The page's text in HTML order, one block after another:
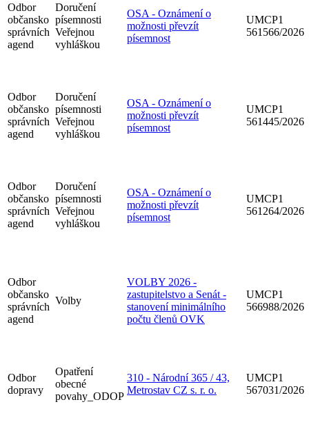
Odbor
občansko
správních
agend
Doručení
písemnosti
Veřejnou
vyhláškou
OSA - Oznámení o
možnosti převzít
písemnost
UMCP1
561566/2026
Odbor
občansko
správních
agend
Doručení
písemnosti
Veřejnou
vyhláškou
OSA - Oznámení o
možnosti převzít
písemnost
UMCP1
561445/2026
Odbor
občansko
správních
agend
Doručení
písemnosti
Veřejnou
vyhláškou
OSA - Oznámení o
možnosti převzít
písemnost
UMCP1
561264/2026
Odbor
občansko
správních
agend
Volby
VOLBY 2026 -
zastupitelstvo a Senát -
stanovení minimálního
počtu členů OVK
UMCP1
566988/2026
Odbor
dopravy
Opatření
obecné
povahy_ODOP
310 - Národní 365 / 43,
Metrostav CZ s. r. o.
UMCP1
567031/2026